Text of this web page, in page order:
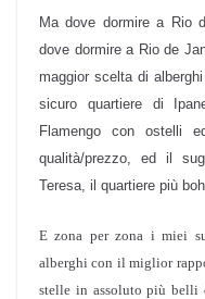
Ma dove dormire a Rio
dove dormire a Rio de
maggior scelta di
sicuro quartiere di
Flamengo con ostelli
qualità/prezzo, ed il
Teresa, il quartiere più
E zona per zona i miei
alberghi con il miglior
stelle in assoluto più belli